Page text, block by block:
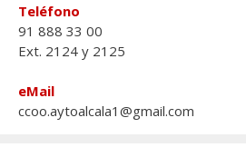
Teléfono
91 888 33 00
Ext. 2124 y 2125
eMail
ccoo.aytoalcala1@gmail.com